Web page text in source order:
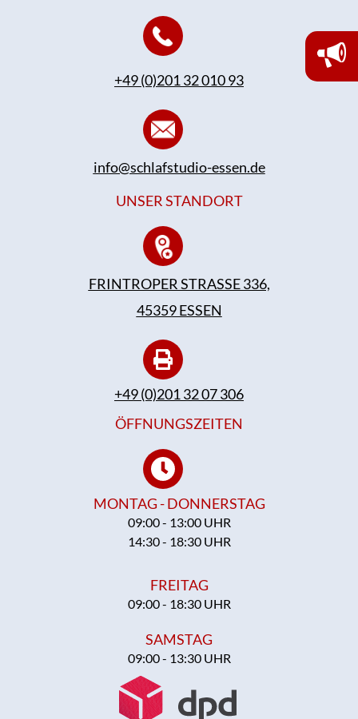
+49 (0)201 32 010 93
info@schlafstudio-essen.de
UNSER STANDORT
FRINTROPER STRASSE 336,
45359 ESSEN
+49 (0)201 32 07 306
ÖFFNUNGSZEITEN
MONTAG - DONNERSTAG
09:00 - 13:00 UHR
14:30 - 18:30 UHR
FREITAG
09:00 - 18:30 UHR
SAMSTAG
09:00 - 13:30 UHR